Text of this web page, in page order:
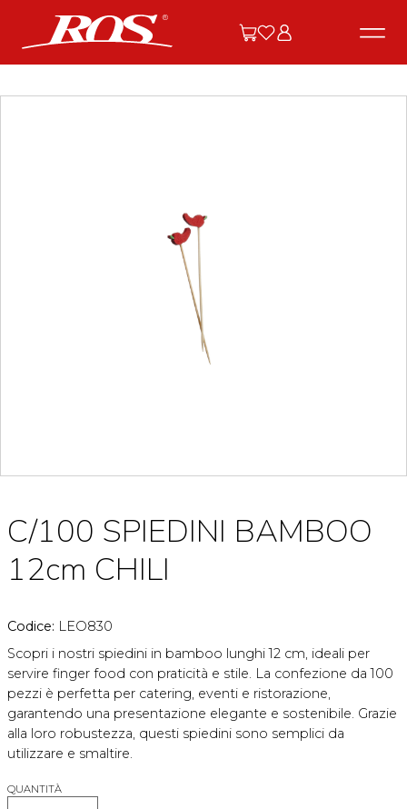
C/100 SPIEDINI BAMBOO
12cm CHILI
Codice: LEO830
Scopri i nostri spiedini in bamboo lunghi 12 cm, ideali per
servire finger food con praticità e stile. La confezione da 100
pezzi è perfetta per catering, eventi e ristorazione,
garantendo una presentazione elegante e sostenibile. Grazie
alla loro robustezza, questi spiedini sono semplici da
utilizzare e smaltire.
QUANTITÀ